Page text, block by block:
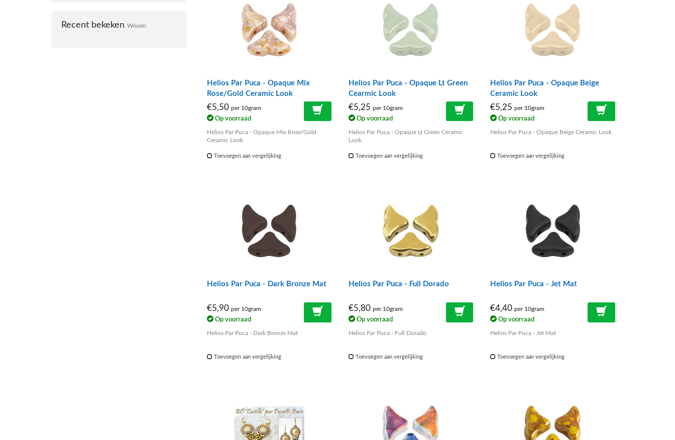
Recent bekeken Wissen
Helios Par Puca - Opaque Mix
Rose/Gold Ceramic Look
€5,50 per 10gram
Op voorraad
Helios Par Puca - Opaque Mix Rose/Gold
Ceramic Look
Toevoegen aan vergelijking
Helios Par Puca - Opaque Lt Green
Cearmic Look
€5,25 per 10gram
Op voorraad
Helios Par Puca - Opaque Lt Green Ceramic
Look
Toevoegen aan vergelijking
Helios Par Puca - Opaque Beige
Ceramic Look
€5,25per 10gram
Op voorraad
Helios Par Puca - Opaque Beige Ceramic Look
Toevoegen aan vergelijking
Helios Par Puca - Dark Bronze Mat
€5,90 per 10gram
Op voorraad
Helios Par Puca - Dark Bronze Mat
Toevoegen aan vergelijking
Helios Par Puca - Full Dorado
€5,80 per 10gram
Op voorraad
Helios Par Puca - Full Dorado
Toevoegen aan vergelijking
Helios Par Puca - Jet Mat
€4,40per 10gram
Op voorraad
Helios Par Puca - Jet Mat
Toevoegen aan vergelijking